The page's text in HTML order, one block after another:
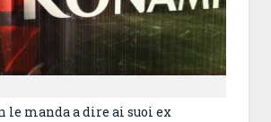
le manda a dire ai suoi ex